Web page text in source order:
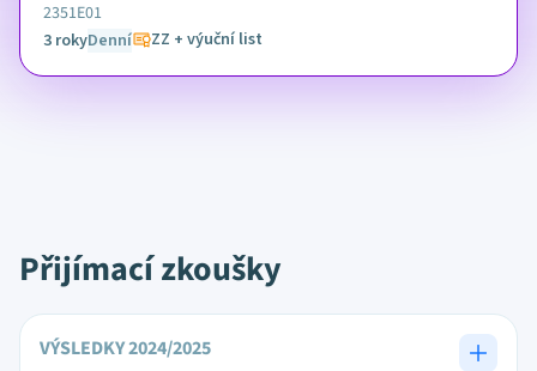
2351E01
3 rokyDenní ZZ + výuční list
Přijímací zkoušky
VÝSLEDKY 2024/2025